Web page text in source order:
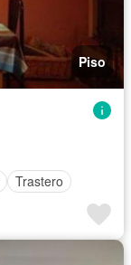
Piso
Trastero